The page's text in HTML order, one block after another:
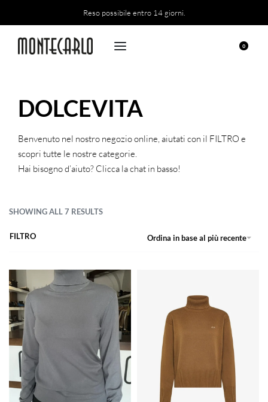
Reso possibile entro 14 giorni.
0
DOLCEVITA
Benvenuto nel nostro negozio online, aiutati con il FILTRO e
scopri tutte le nostre categorie.
Hai bisogno d’aiuto? Clicca la chat in basso!
SHOWING ALL 7 RESULTS
Ordina in base al più recente
FILTRO